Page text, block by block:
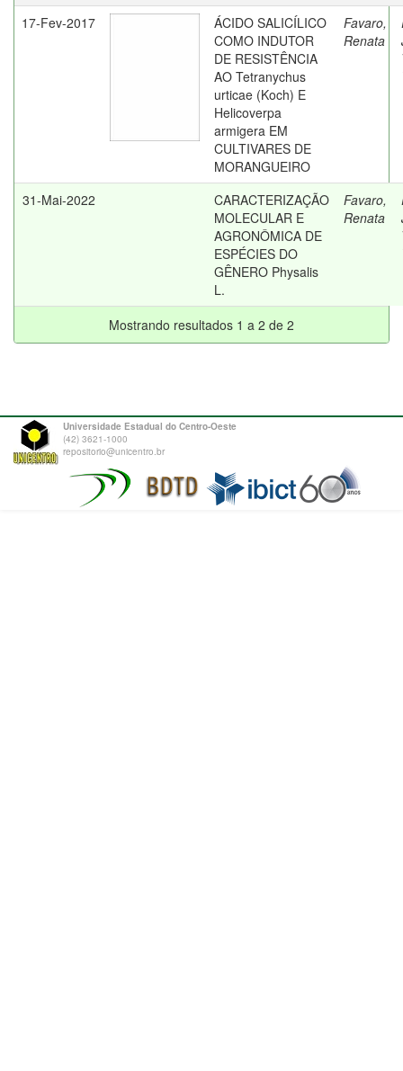
17-Fev-2017
ÁCIDO SALICÍLICO
COMO INDUTOR
DE RESISTÊNCIA
AO Tetranychus
urticae (Koch) E
Helicoverpa
armigera EM
CULTIVARES DE
MORANGUEIRO
Favaro,
Renata
31-Mai-2022
CARACTERIZAÇÃO
MOLECULAR E
AGRONÔMICA DE
ESPÉCIES DO
GÊNERO Physalis
L.
Favaro,
Renata
Mostrando resultados 1 a 2 de 2
Universidade Estadual do Centro-Oeste
(42) 3621-1000
repositorio@unicentro.br